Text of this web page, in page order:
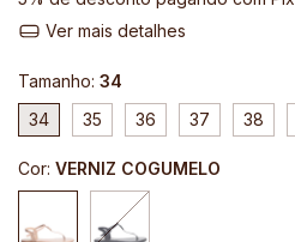
Ver mais detalhes
Tamanho: 34
34
35 36 37 38
Cor: VERNIZ COGUMELO